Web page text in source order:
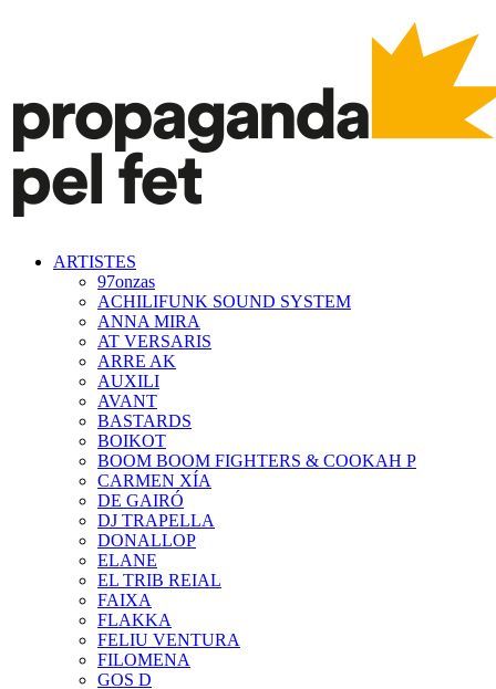
ARTISTES
97onzas
ACHILIFUNK SOUND SYSTEM
ANNA MIRA
AT VERSARIS
ARRE AK
AUXILI
AVANT
BASTARDS
BOIKOT
BOOM BOOM FIGHTERS & COOKAH P
CARMEN XÍA
DE GAIRÓ
DJ TRAPELLA
DONALLOP
ELANE
EL TRIB REIAL
FAIXA
FLAKKA
FELIU VENTURA
FILOMENA
GOS D